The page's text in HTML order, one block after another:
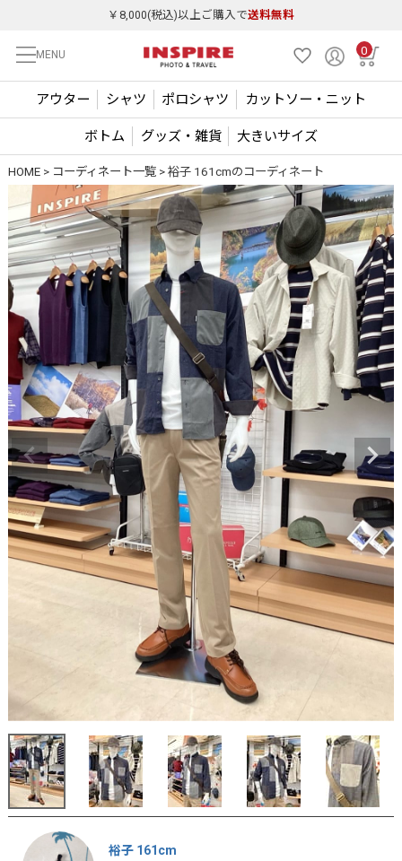
￥8,000(税込)以上ご購入で送料無料
MENU 0
アウター シャツ ポロシャツ カットソー・ニット
ボトム グッズ・雑貨 大きいサイズ
HOME コーディネート一覧 裕子 161cmのコーディネート
裕子 161cm